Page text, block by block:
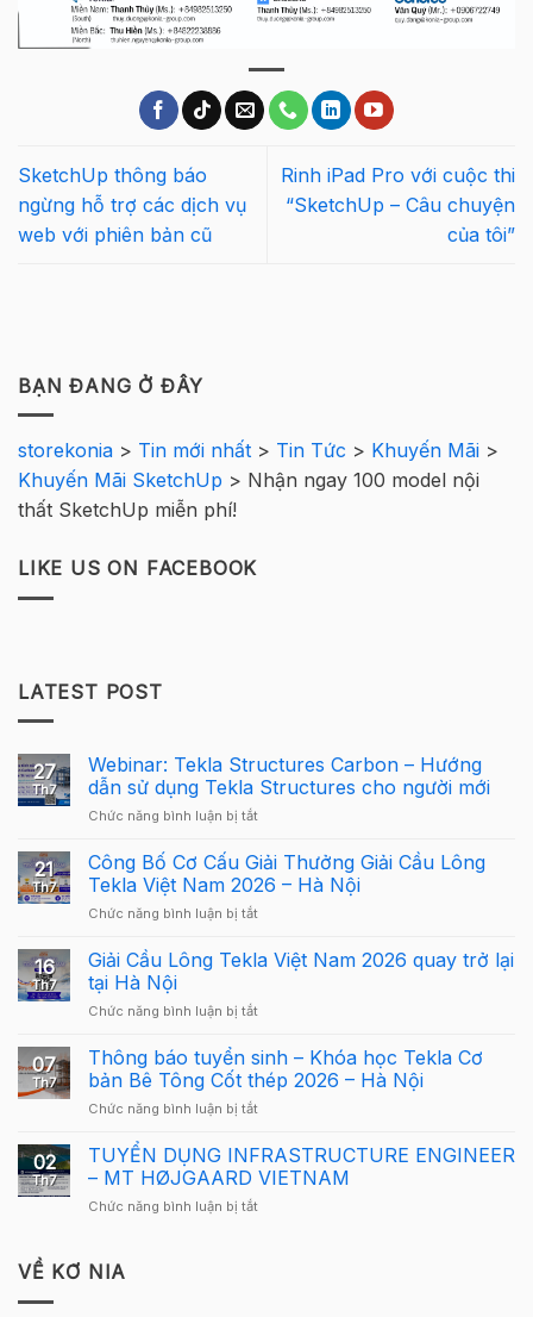
SketchUp thông báo
ngừng hỗ trợ các dịch vụ
web với phiên bản cũ
Rinh iPad Pro với cuộc thi
“SketchUp – Câu chuyện
của tôi”
BẠN ĐANG Ở ĐÂY
storekonia > Tin mới nhất > Tin Tức > Khuyến Mãi >
Khuyến Mãi SketchUp > Nhận ngay 100 model nội
thất SketchUp miễn phí!
LIKE US ON FACEBOOK
LATEST POST
27
Th7
Webinar: Tekla Structures Carbon – Hướng
dẫn sử dụng Tekla Structures cho người mới
Chức năng bình luận bị tắtở
Tekla
Structures
Carbon
–
dẫn
Tekla
cho
người
21
Th7
Công Bố Cơ Cấu Giải Thưởng Giải Cầu Lông
Tekla Việt Nam 2026 – Hà Nội
Chức năng bình luận bị tắtở
Bố
Giải
Giải
Cầu
Lông
Tekla
Nam
2026
Hà
16
Th7
Giải Cầu Lông Tekla Việt Nam 2026 quay trở lại
tại Hà Nội
Chức năng bình luận bị tắtở
Cầu
Lông
Tekla
Việt
2026
quay
lại
07
Th7
Thông báo tuyển sinh – Khóa học Tekla Cơ
bản Bê Tông Cốt thép 2026 – Hà Nội
Chức năng bình luận bị tắtở
báo
tuyển
sinh
–
02
Th7
TUYỂN DỤNG INFRASTRUCTURE ENGINEER
– MT HØJGAARD VIETNAM
Chức năng bình luận bị tắtở
VỀ KƠ NIA